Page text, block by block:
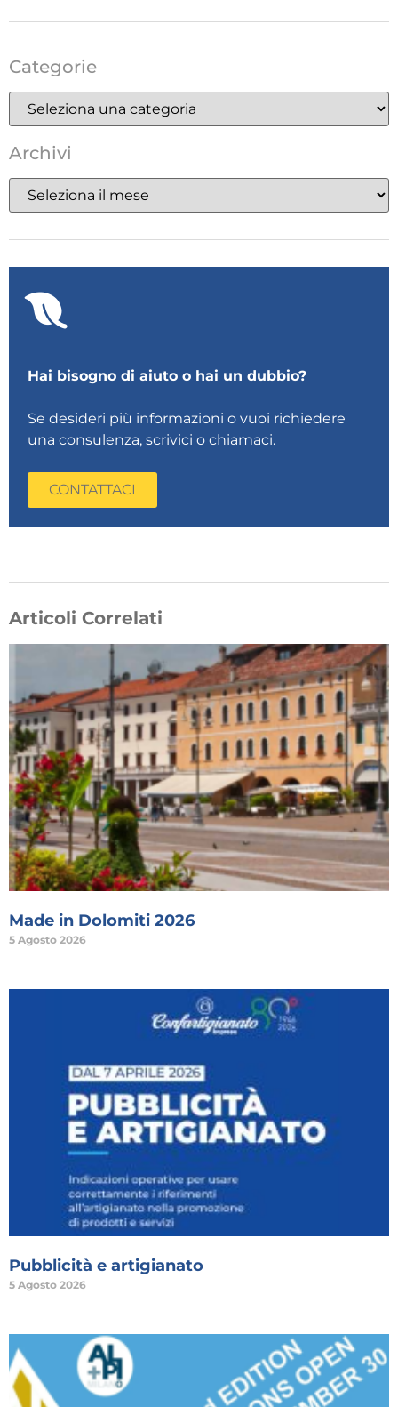
Categorie
Archivi
Hai bisogno di aiuto o hai un dubbio?
Se desideri più informazioni o vuoi richiedere
una consulenza,scrivici ochiamaci.
CONTATTACI
Articoli Correlati
Made in Dolomiti 2026
5 Agosto 2026
Pubblicità e artigianato
5 Agosto 2026